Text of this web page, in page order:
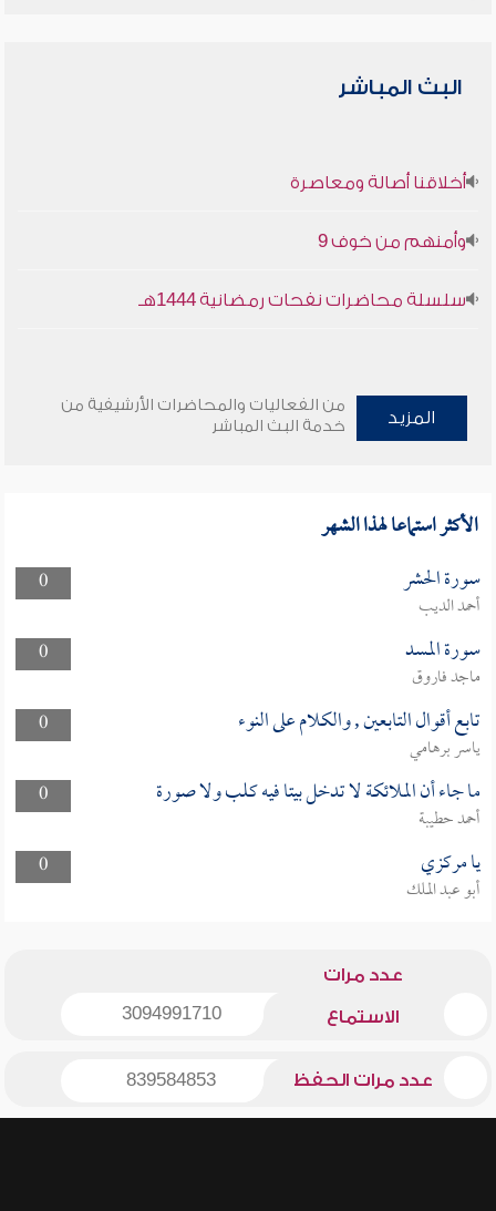
البث المباشر
أخلاقنا أصالة ومعاصرة
وأمنهم من خوف 9
سلسلة محاضرات نفحات رمضانية 1444هـ
المزيد
من الفعاليات والمحاضرات الأرشيفية من
خدمة البث المباشر
الأكثر استماعا لهذا الشهر
0 سورة الحشر
أحمد الديب
0
سورة المسد
ماجد فاروق
0
تابع أقوال التابعين , والكلام على النوء
ياسر برهامي
0
ما جاء أن الملائكة لا تدخل بيتا فيه كلب ولا صورة
أحمد حطيبة
0
يا مركزي
أبو عبد الملك
عدد مرات
الاستماع 3094991710
عدد مرات الحفظ 839584853